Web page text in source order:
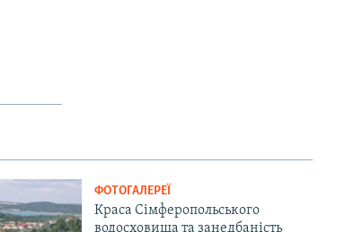
ФОТОГАЛЕРЕЇ
Краса Сімферопольського
водосховища та занедбаність